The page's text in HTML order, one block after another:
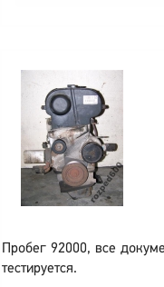
Пробег 92000, все
тестируется.